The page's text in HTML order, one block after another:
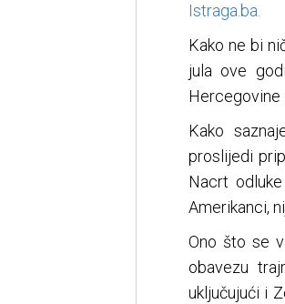
Istraga.ba.
Kako ne bi
jula ove
Hercegovine
Kako
proslijedi
Nacrt
Amerikanci,
Ono što se
obavezu
uključujući i